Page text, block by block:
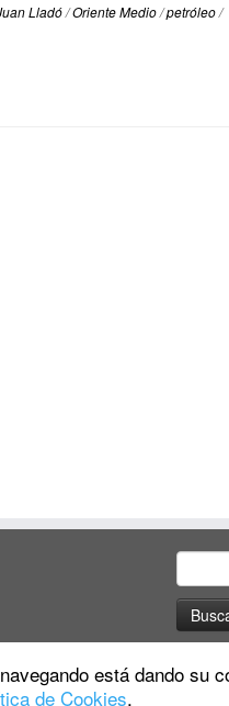
Lladó/Oriente Medio/petróleo/
con elTema Customizr
está dando su
de Cookies.